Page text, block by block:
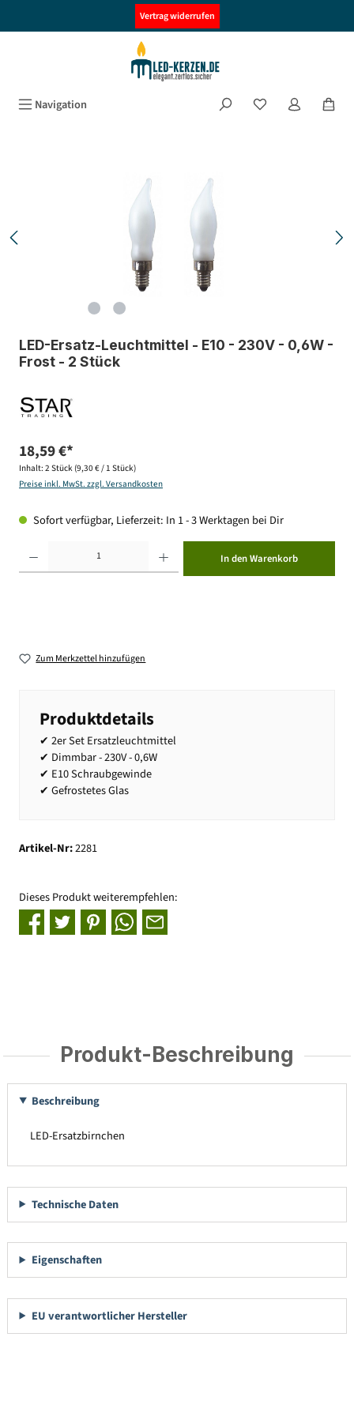
Vertrag widerrufen
Navigation
LED-Ersatz-Leuchtmittel - E10 - 230V - 0,6W -
Frost - 2 Stück
18,59 €*
Inhalt: 2 Stück (9,30 € / 1 Stück)
Preise inkl. MwSt. zzgl. Versandkosten
Sofort verfügbar, Lieferzeit: In 1 - 3 Werktagen bei Dir
In den Warenkorb
Zum Merkzettel hinzufügen
Produktdetails
✔ 2er Set Ersatzleuchtmittel
✔ Dimmbar - 230V - 0,6W
✔ E10 Schraubgewinde
✔ Gefrostetes Glas
Artikel-Nr:2281
Dieses Produkt weiterempfehlen:
Produkt-Beschreibung
Beschreibung
LED-Ersatzbirnchen
Technische Daten
Eigenschaften
EU verantwortlicher Hersteller